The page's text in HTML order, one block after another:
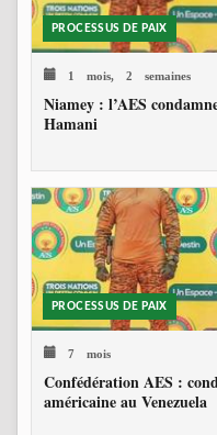
PROCESSUS DE PAIX
1 mois, 2 semaines
Niamey : l’AES
Hamani
PROCESSUS DE PAIX
7 mois
Confédération AES :
américaine au Venezuela